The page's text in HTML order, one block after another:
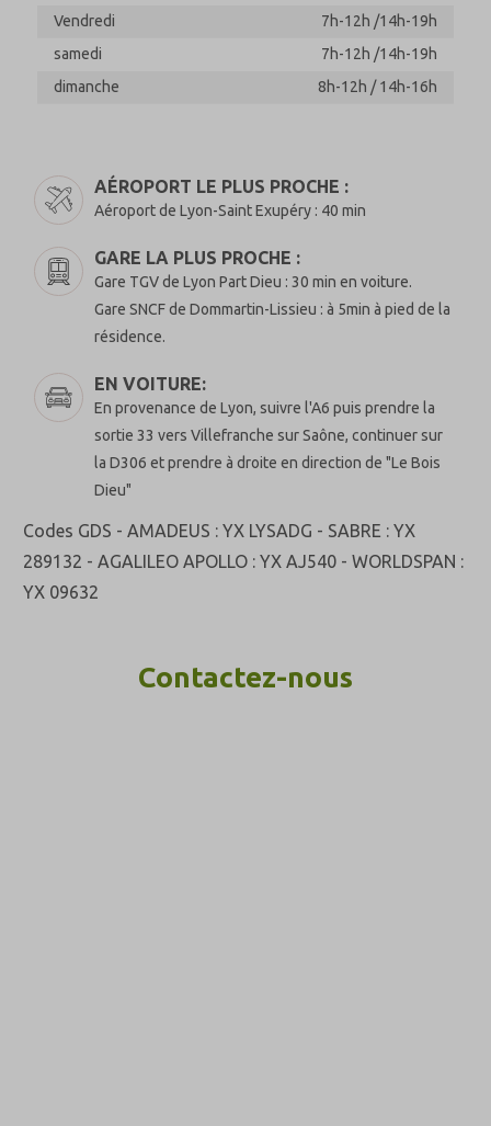
Vendredi
7h-12h /14h-19h
samedi
7h-12h /14h-19h
dimanche
8h-12h / 14h-16h
AÉROPORT LE PLUS PROCHE :
Aéroport de Lyon-Saint Exupéry : 40 min
GARE LA PLUS PROCHE :
Gare TGV de Lyon Part Dieu : 30 min en voiture.
Gare SNCF de Dommartin-Lissieu : à 5min à pied de la
résidence.
EN VOITURE:
En provenance de Lyon, suivre l'A6 puis prendre la
sortie 33 vers Villefranche sur Saône, continuer sur
la D306 et prendre à droite en direction de "Le Bois
Dieu"
Codes GDS - AMADEUS : YX LYSADG - SABRE : YX
289132 - AGALILEO APOLLO : YX AJ540 - WORLDSPAN :
YX 09632
Contactez-nous